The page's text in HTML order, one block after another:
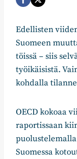
Edellisten
Suomeen
töissä – siis
työikäisistä.
kohdalla
OECD kokoaa
raportissaan
Suomessa